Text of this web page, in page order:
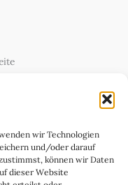
wir Technologien
und/oder darauf
können wir Daten
dieser Website